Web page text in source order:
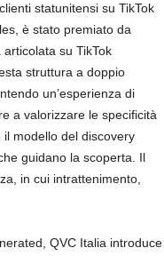
statunitensi su TikTok
è stato premiato da
su TikTok
struttura a doppio
un’esperienza di
a valorizzare le specificità
modello del discovery
guidano la scoperta. Il
in cui intrattenimento,
QVC Italia introduce